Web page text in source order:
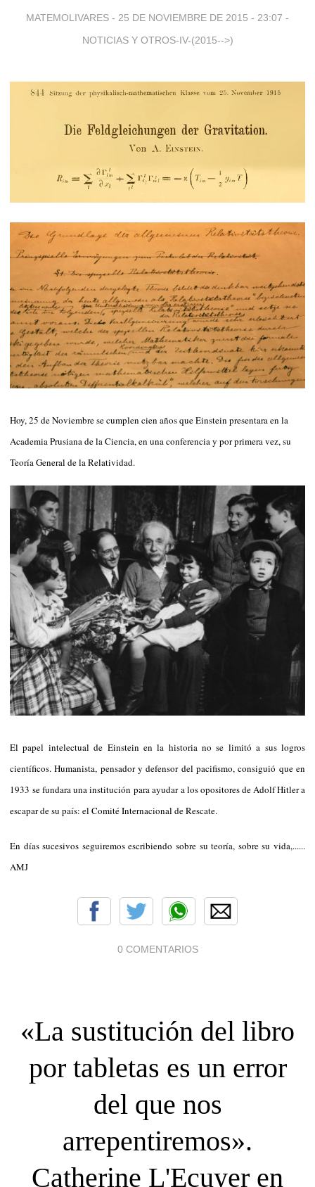
MATEMOLIVARES - 25 DE NOVIEMBRE DE 2015 - 23:07 -
NOTICIAS Y OTROS-IV-(2015-->)
Hoy, 25 de Noviembre se cumplen cien años que Einstein presentara en la
Academia Prusiana de la Ciencia, en una conferencia y por primera vez, su
Teoría General de la Relatividad.
El papel intelectual de Einstein en la historia no se limitó a sus logros
científicos. Humanista, pensador y defensor del pacifismo, consiguió que en
1933 se fundara una institución para ayudar a los opositores de Adolf Hitler a
escapar de su país: el Comité Internacional de Rescate.
En días sucesivos seguiremos escribiendo sobre su teoría, sobre su vida,......
AMJ
0 COMENTARIOS
«La sustitución del libro
por tabletas es un error
del que nos
arrepentiremos».
Catherine L'Ecuyer en